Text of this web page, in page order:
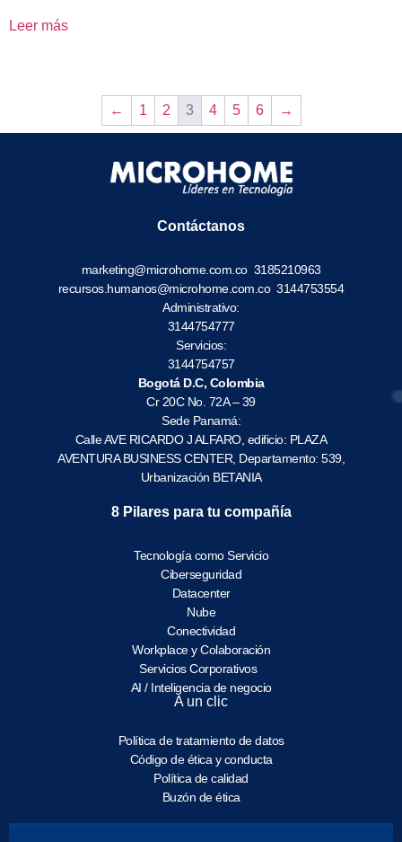
Leer más
← 1 2 3 4 5 6 →
Contáctanos
marketing@microhome.com.co 3185210963
recursos.humanos@microhome.com.co3144753554
Administrativo:
3144754777
Servicios:
3144754757
Bogotá D.C, Colombia
Cr 20C No. 72A – 39
Sede Panamá:
Calle AVE RICARDO J ALFARO, edificio: PLAZA
AVENTURA BUSINESS CENTER, Departamento: 539,
Urbanización BETANIA
8 Pilares para tu compañía
Tecnología como Servicio
Ciberseguridad
Datacenter
Nube
Conectividad
Workplace y Colaboración
Servicios Corporativos
AI / Inteligencia de negocio
A un clic
Política de tratamiento de datos
Código de ética y conducta
Política de calidad
Buzón de ética